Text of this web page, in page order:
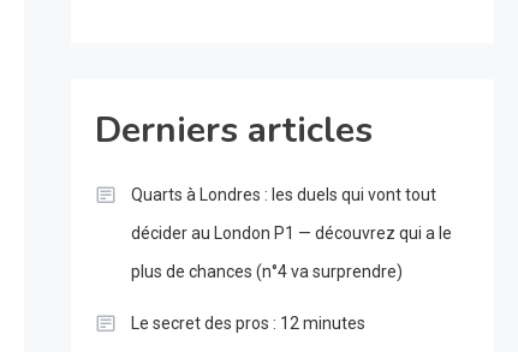
Derniers articles
Quarts à Londres : les duels qui vont tout
décider au London P1 — découvrez qui a le
plus de chances (n°4 va surprendre)
Le secret des pros : 12 minutes